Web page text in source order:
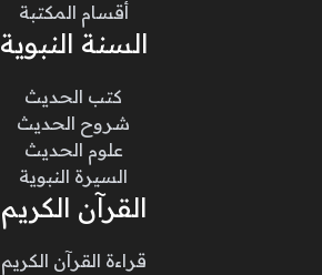
أقسام المكتبة
السنة النبوية
كتب الحديث
شروح الحديث
علوم الحديث
السيرة النبوية
القرآن الكريم
قراءة القرآن الكريم